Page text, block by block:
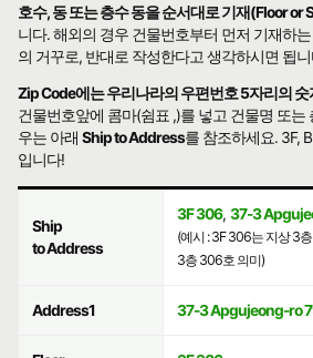
호수, 동 또는 층수 동을 순서대로 기재(Floor
니다. 해외의 경우 건물번호부터 먼저 기재하
의 거꾸로, 반대로 작성한다고 생각하시면 됩
Zip Code에는 우리나라의 우편번호 5자리의 숫
건물번호앞에 콤마(쉼표 ,)를 넣고 건물명 또는
우는 아래Ship to Address를 참조하세요. 3F,
입니다!
Ship
to Address
3F 306, 37-3
(예시 : 3F 306는 지상 3
3층 306호 의미)
Address1 37-3 Apgujeong-ro